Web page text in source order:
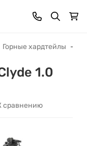
Горные хардтейлы
1.0
сравнению